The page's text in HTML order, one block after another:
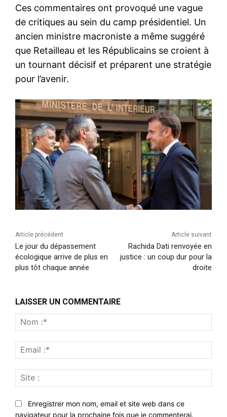
Ces commentaires ont provoqué une vague
de critiques au sein du camp présidentiel. Un
ancien ministre macroniste a même suggéré
que Retailleau et les Républicains se croient à
un tournant décisif et préparent une stratégie
pour l’avenir.
Article précédent
Le jour du dépassement
écologique arrive de plus en
plus tôt chaque année
Article suivant
Rachida Dati renvoyée en
justice : un coup dur pour la
droite
LAISSER UN COMMENTAIRE
:*
:*
:
Enregistrer mon nom, email et site web dans ce
navigateur pour la prochaine fois que je commenterai.